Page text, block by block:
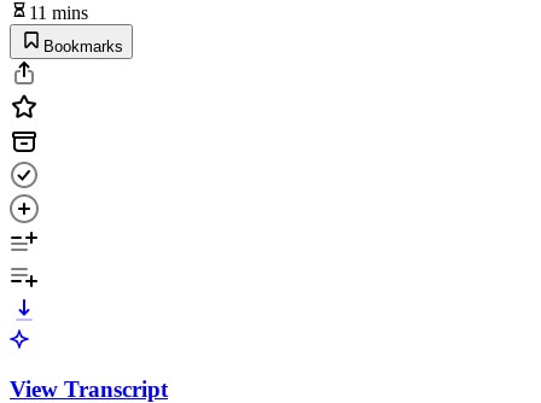
11 mins
Bookmarks
View Transcript